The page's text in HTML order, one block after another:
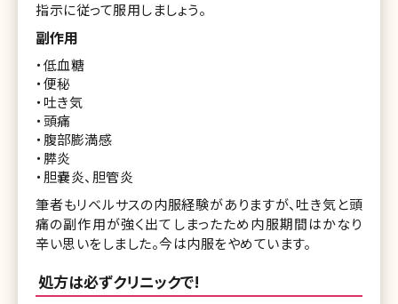
指示に従って服用しましょう。
副作用
・低血糖
・便秘
・吐き気
・頭痛
・腹部膨満感
・膵炎
・胆嚢炎、胆管炎
筆者もリベルサスの内服経験がありますが、吐き気と頭
痛の副作用が強く出てしまったため内服期間はかなり
辛い思いをしました。今は内服をやめています。
処方は必ずクリニックで!